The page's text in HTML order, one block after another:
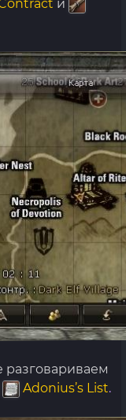
и
разговариваем
Adonius’s List.